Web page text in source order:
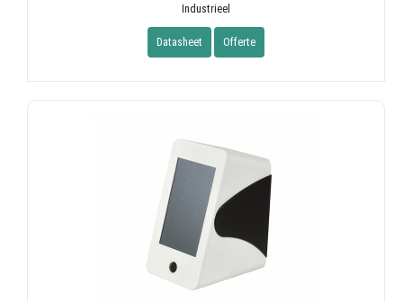
Industrieel
Datasheet Offerte